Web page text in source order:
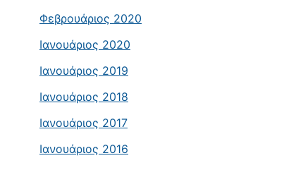
Φεβρουάριος 2020
Ιανουάριος 2020
Ιανουάριος 2019
Ιανουάριος 2018
Ιανουάριος 2017
Ιανουάριος 2016